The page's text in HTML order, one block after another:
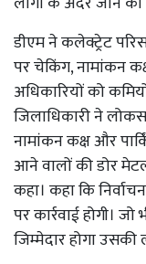
डीएम ने कलेक्ट्रेट
पर चेकिंग, नामांकन
अधिकारियों को
जिलाधिकारी ने
नामांकन कक्ष और
आने वालों की डोर
कहा। कहा कि
पर कार्रवाई होगी।
जिम्मेदार होगा उसकी